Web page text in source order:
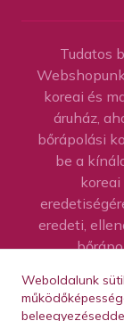
Weboldalunk
Tudatos
koreai és
áruház,
bőrápolási
be a
eredeti,
válogatunk.